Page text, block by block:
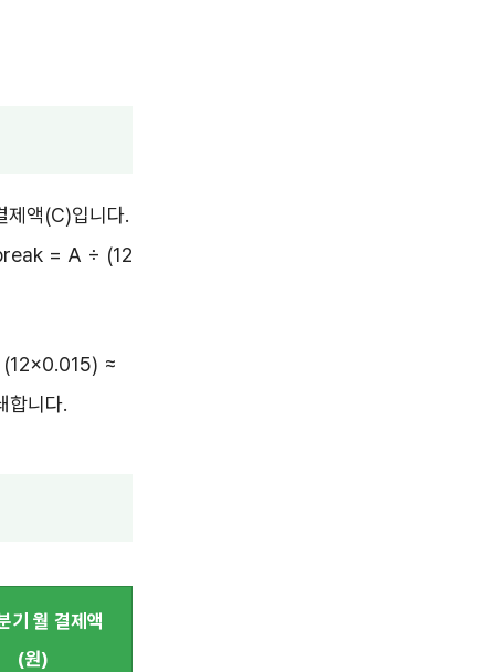
제액(C)입니다.
= A ÷ (12
(12×0.015) ≈
합니다.
기 월 결제액
(원)